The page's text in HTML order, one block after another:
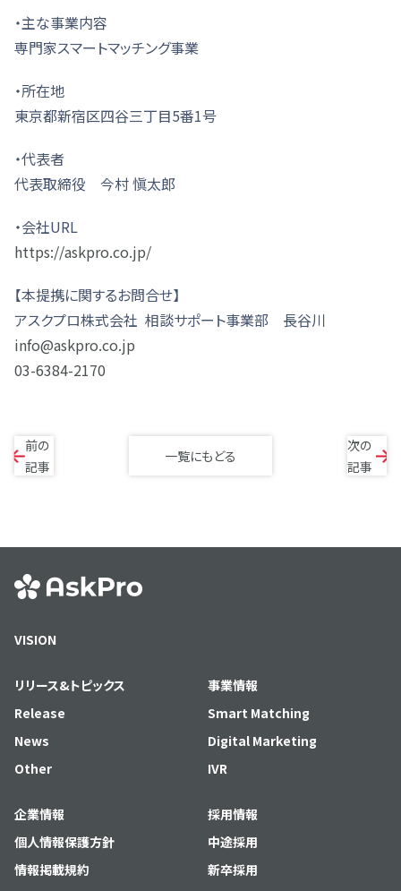
・主な事業内容
専門家スマートマッチング事業
・所在地
東京都新宿区四谷三丁目5番1号
・代表者
代表取締役 今村 愼太郎
・会社URL
https://askpro.co.jp/
【本提携に関するお問合せ】
アスクプロ株式会社 相談サポート事業部 長谷川
info@askpro.co.jp
03-6384-2170
前の
記事
一覧にもどる
次の
記事
VISION
リリース&トピックス
Release
News
Other
事業情報
Smart Matching
Digital Marketing
IVR
企業情報
個人情報保護方針
情報掲載規約
採用情報
中途採用
新卒採用